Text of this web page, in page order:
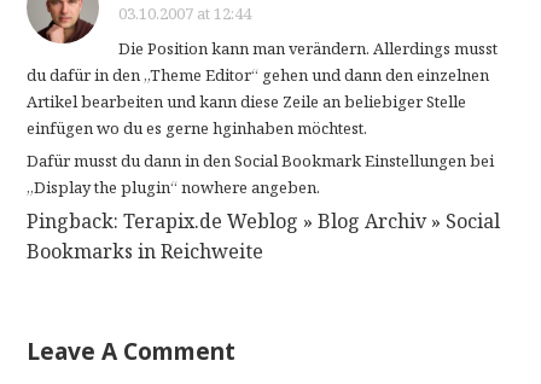
03.10.2007 at 12:44
Die Position kann man verändern. Allerdings musst
du dafür in den „Theme Editor“ gehen und dann den einzelnen
Artikel bearbeiten und kann diese Zeile an beliebiger Stelle
einfügen wo du es gerne hginhaben möchtest.
Dafür musst du dann in den Social Bookmark Einstellungen bei
„Display the plugin“ nowhere angeben.
Pingback: Terapix.de Weblog » Blog Archiv » Social
Bookmarks in Reichweite
Leave A Comment